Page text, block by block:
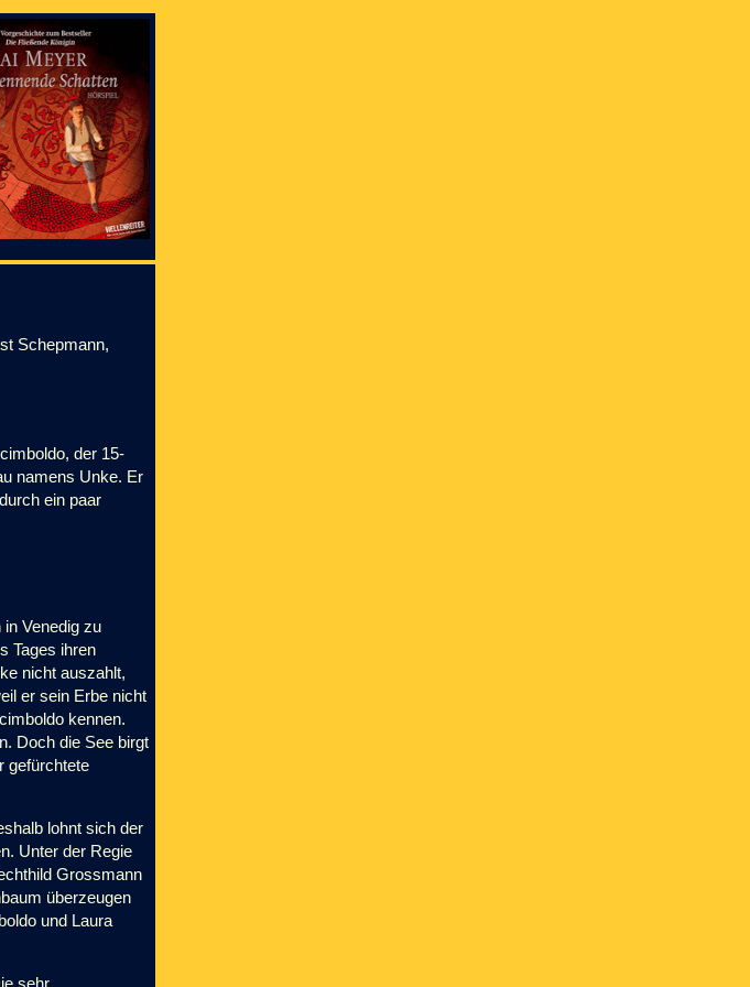
Schepmann,
der 15-
namens Unke. Er
ein paar
Venedig zu
Tages ihren
nicht auszahlt,
er sein Erbe nicht
kennen.
Doch die See birgt
gefürchtete
lohnt sich der
Unter der Regie
Grossmann
überzeugen
und Laura
sehr